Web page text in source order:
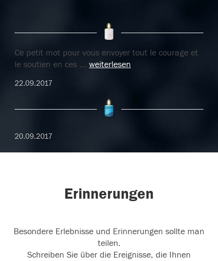
Ce petit mot pour vous envoyer tout le courage et
le soutien en ces ... weiterlesen
22.09.2017
20.09.2017
Erinnerungen
Besondere Erlebnisse und Erinnerungen sollte man
teilen.
Schreiben Sie über die Ereignisse, die Ihnen